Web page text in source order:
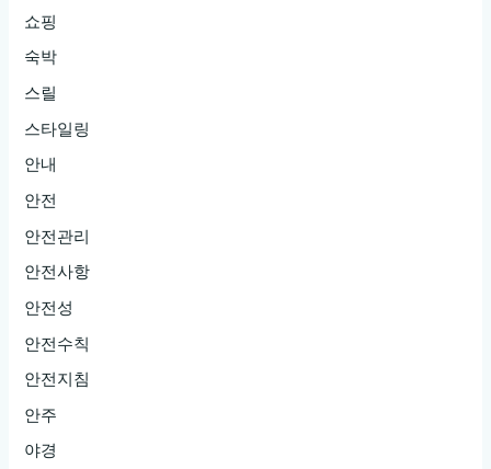
쇼핑
숙박
스릴
스타일링
안내
안전
안전관리
안전사항
안전성
안전수칙
안전지침
안주
야경